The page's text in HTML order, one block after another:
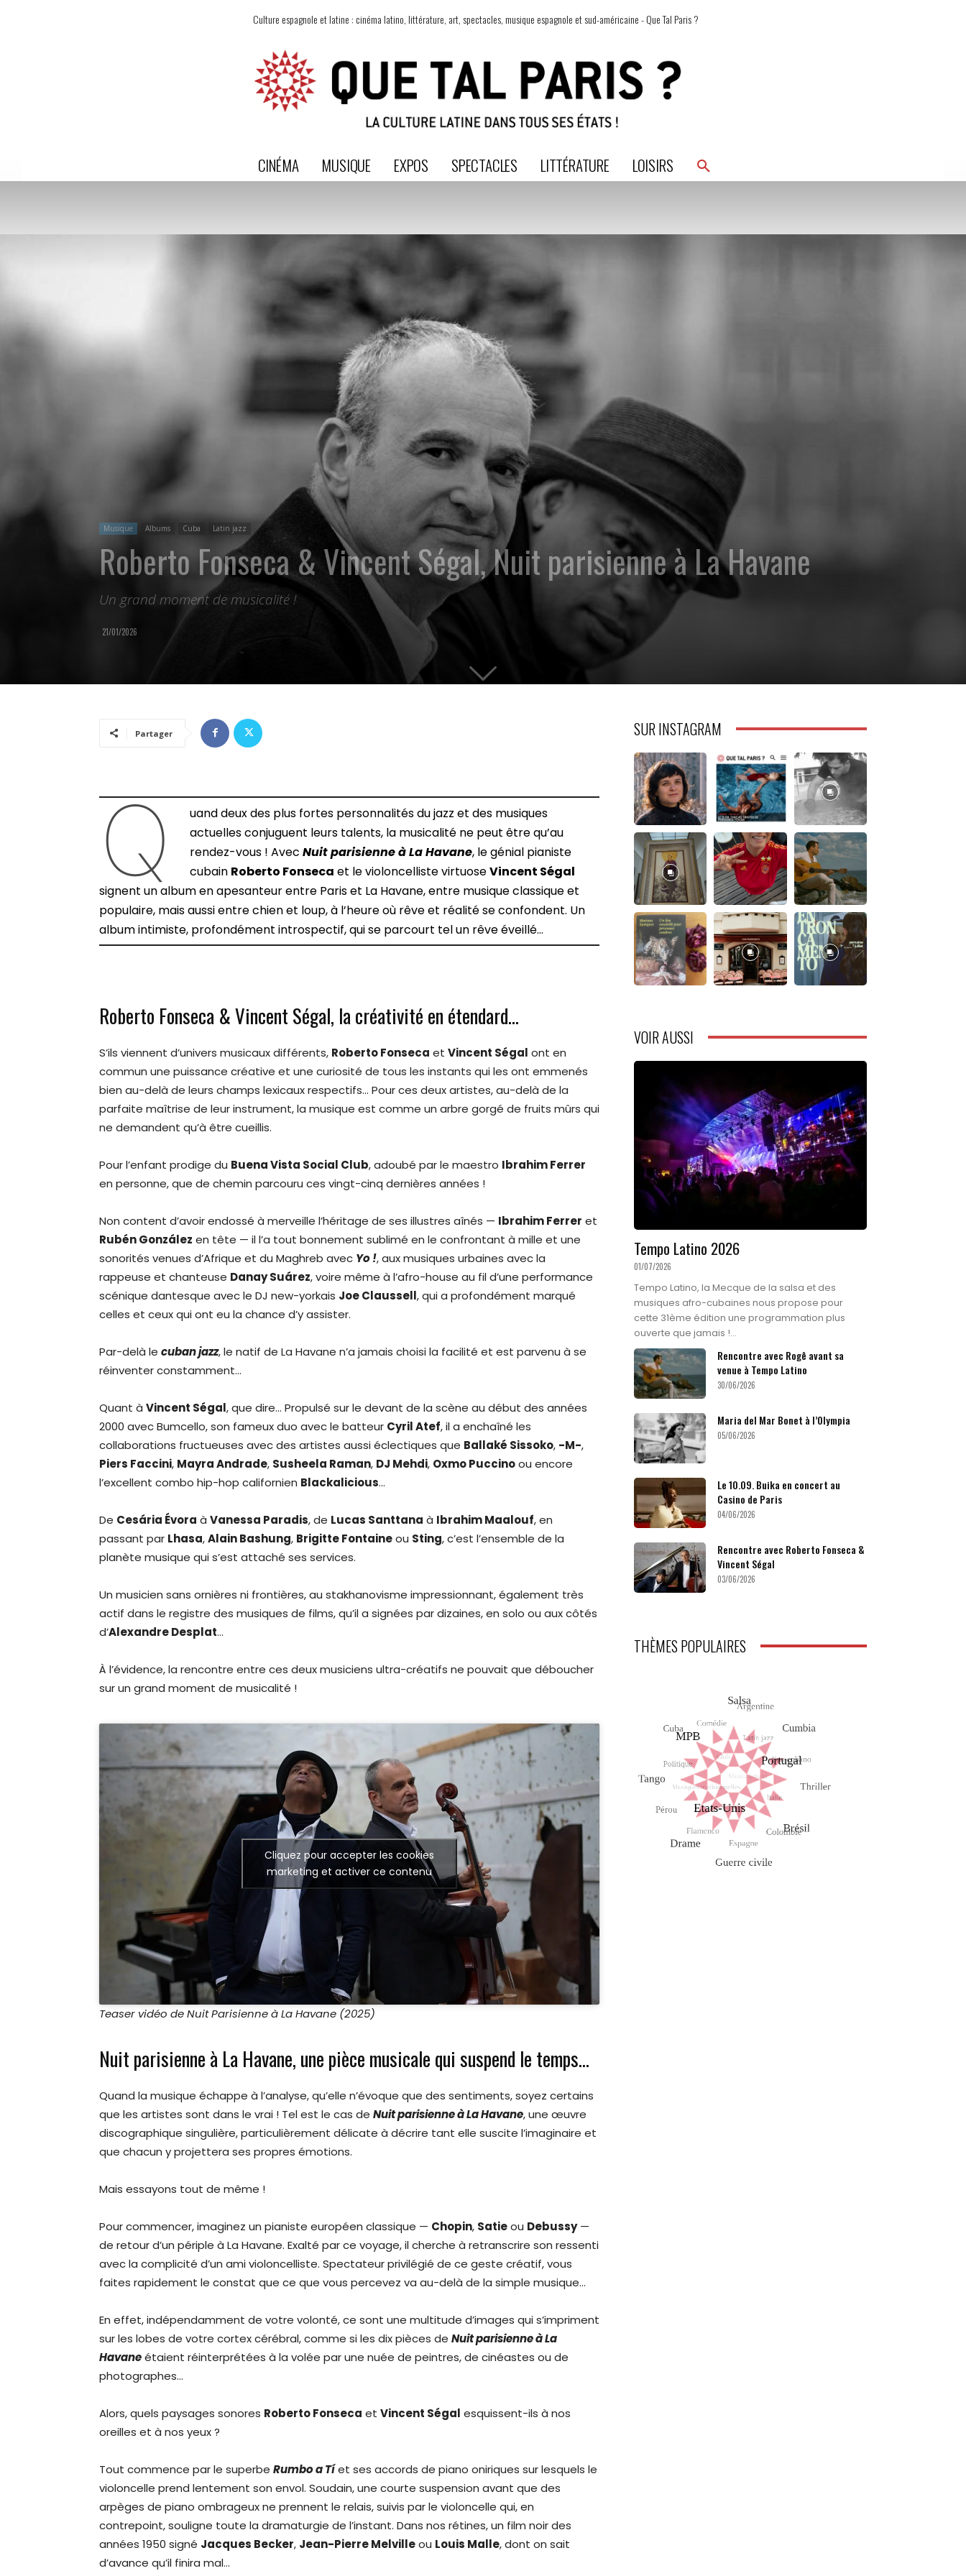
Culture espagnole et latine : cinéma latino, littérature, art, spectacles, musique espagnole et sud-américaine - Que Tal Paris ?
CINÉMA MUSIQUE EXPOS SPECTACLES LITTÉRATURE LOISIRS
Musique Albums Cuba Latin jazz
Roberto Fonseca & Vincent Ségal, Nuit parisienne à La Havane
Un grand moment de musicalité !
21/01/2026
Partager
Q
uand deux des plus fortes personnalités du jazz et des musiques
actuelles conjuguent leurs talents, la musicalité ne peut être qu’au
rendez-vous ! AvecNuit parisienneà La Havane, le génial pianiste
cubain Roberto Fonseca et le violoncelliste virtuoseVincent Ségal
signent un album en apesanteur entre Paris et La Havane, entre musique classique et
populaire, mais aussi entre chien et loup, à l’heure où rêve et réalité se confondent. Un
album intimiste, profondément introspectif, qui se parcourt tel un rêve éveillé…
Roberto Fonseca & Vincent Ségal, la créativité en étendard…
S’ils viennent d’univers musicaux différents, Roberto Fonseca et Vincent Ségal ont en
commun une puissance créative et une curiosité de tous les instants qui les ont emmenés
bien au-delà de leurs champs lexicaux respectifs… Pour ces deux artistes, au-delà de la
parfaite maîtrise de leur instrument, la musique est comme un arbre gorgé de fruits mûrs qui
ne demandent qu’à être cueillis.
Pour l’enfant prodige du Buena Vista Social Club, adoubé par le maestro Ibrahim Ferrer
en personne, que de chemin parcouru ces vingt-cinq dernières années !
Non content d’avoir endossé à merveille l’héritage de ses illustres aînés — Ibrahim Ferrer et
Rubén González en tête — il l’a tout bonnement sublimé en le confrontant à mille et une
sonorités venues d’Afrique et du Maghreb avec Yo !, aux musiques urbaines avec la
rappeuse et chanteuse Danay Suárez, voire même à l’afro-house au fil d’une performance
scénique dantesque avec le DJ new-yorkais Joe Claussell, qui a profondément marqué
celles et ceux qui ont eu la chance d’y assister.
Par-delà le cuban jazz, le natif de La Havane n’a jamais choisi la facilité et est parvenu à se
réinventer constamment…
Quant à Vincent Ségal, que dire… Propulsé sur le devant de la scène au début des années
2000 avec Bumcello, son fameux duo avec le batteur Cyril Atef, il a enchaîné les
collaborations fructueuses avec des artistes aussi éclectiques que Ballaké Sissoko, -M-,
Piers Faccini, Mayra Andrade, Susheela Raman, DJ Mehdi, Oxmo Puccinoou encore
l’excellent combo hip-hop californien Blackalicious…
De Cesária Évora à Vanessa Paradis, de Lucas Santtana à Ibrahim Maalouf, en
passant par Lhasa,Alain Bashung, Brigitte Fontaineou Sting, c’est l’ensemble de la
planète musique qui s’est attaché ses services.
Un musicien sans ornières ni frontières, au stakhanovisme impressionnant, également très
actif dans le registre des musiques de films, qu’il a signées par dizaines, en solo ou aux côtés
d’Alexandre Desplat…
À l’évidence, la rencontre entre ces deux musiciens ultra-créatifs ne pouvait que déboucher
sur un grand moment de musicalité !
Cliquez pour accepter les cookies
marketing et activer ce contenu
Teaser vidéo de Nuit Parisienne à La Havane (2025)
Nuit parisienne à La Havane, une pièce musicale qui suspend le temps…
Quand la musique échappe à l’analyse, qu’elle n’évoque que des sentiments, soyez certains
que les artistes sont dans le vrai ! Tel est le cas de Nuit parisienne à La Havane, une œuvre
discographique singulière, particulièrement délicate à décrire tant elle suscite l’imaginaire et
que chacun y projettera ses propres émotions.
Mais essayons tout de même !
Pour commencer, imaginez un pianiste européen classique — Chopin, Satieou Debussy—
de retour d’un périple à La Havane. Exalté par ce voyage, il cherche à retranscrire son ressenti
avec la complicité d’un ami violoncelliste. Spectateur privilégié de ce geste créatif, vous
faites rapidement le constat que ce que vous percevez va au-delà de la simple musique…
En effet, indépendamment de votre volonté, ce sont une multitude d’images qui s’impriment
sur les lobes de votre cortex cérébral, comme si les dix pièces de Nuit parisienne à La
Havaneétaient réinterprétées à la volée par une nuée de peintres, de cinéastes ou de
photographes…
Alors, quels paysages sonores Roberto Fonseca et Vincent Ségal esquissent-ils à nos
oreilles et à nos yeux ?
Tout commence par le superbe Rumbo a Tíet ses accords de piano oniriques sur lesquels le
violoncelle prend lentement son envol. Soudain, une courte suspension avant que des
arpèges de piano ombrageux ne prennent le relais, suivis par le violoncelle qui, en
contrepoint, souligne toute la dramaturgie de l’instant. Dans nos rétines, un film noir des
années 1950 signé Jacques Becker, Jean-Pierre Melvilleou Louis Malle, dont on sait
d’avance qu’il finira mal…
SUR INSTAGRAM
VOIR AUSSI
Tempo Latino 2026
01/07/2026
Tempo Latino, la Mecque de la salsa et des
musiques afro-cubaines nous propose pour
cette 31ème édition une programmation plus
ouverte que jamais !...
Rencontre avec Rogê avant sa
venue à Tempo Latino
30/06/2026
Maria del Mar Bonet à l’Olympia
05/06/2026
Le 10.09. Buika en concert au
Casino de Paris
04/06/2026
Rencontre avec Roberto Fonseca &
Vincent Ségal
03/06/2026
THÈMES POPULAIRES